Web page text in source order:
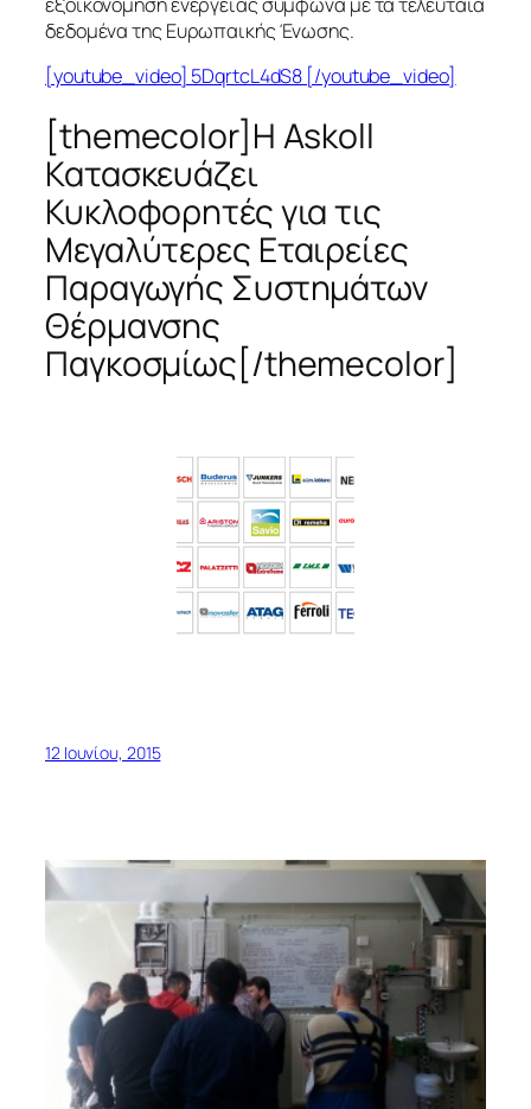
δεδομένα της Ευρωπαικής Ένωσης.
[youtube_video] 5DqrtcL4dS8 [/youtube_video]
[themecolor]Η Askoll
Κατασκευάζει
Κυκλοφορητές για τις
Μεγαλύτερες Εταιρείες
Παραγωγής Συστημάτων
Θέρμανσης
Παγκοσμίως[/themecolor]
12 Ιουνίου, 2015